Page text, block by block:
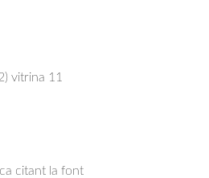
vitrina 11
citant la font